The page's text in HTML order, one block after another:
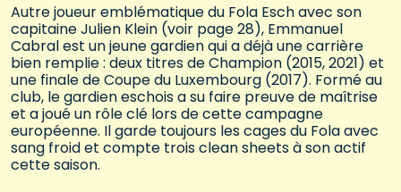
Autre joueur emblématique du Fola Esch avec son
capitaine Julien Klein (voir page 28), Emmanuel
Cabral est un jeune gardien qui a déjà une carrière
bien remplie : deux titres de Champion (2015, 2021) et
une finale de Coupe du Luxembourg (2017). Formé au
club, le gardien eschois a su faire preuve de maîtrise
et a joué un rôle clé lors de cette campagne
européenne. Il garde toujours les cages du Fola avec
sang froid et compte trois clean sheets à son actif
cette saison.